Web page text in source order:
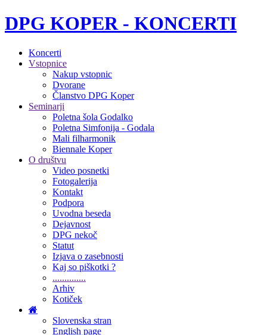
DPG KOPER - KONCERTI
Koncerti
Vstopnice
Nakup vstopnic
Dvorane
Članstvo DPG Koper
Seminarji
Poletna šola Godalko
Poletna Simfonija - Godala
Mali filharmonik
Biennale Koper
O društvu
Video posnetki
Fotogalerija
Kontakt
Podpora
Uvodna beseda
Dejavnost
DPG nekoč
Statut
Izjava o zasebnosti
Kaj so piškotki ?
..............
Arhiv
Kotiček
Slovenska stran
English page